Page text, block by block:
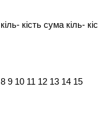
кіль- кість сума кіль-
8 9 10 11 12 13 14 15